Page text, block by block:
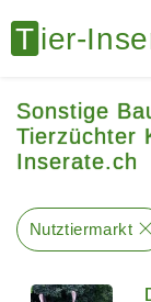
Sonstige
Tierzüchter
Inserate.ch
Nutztiermarkt